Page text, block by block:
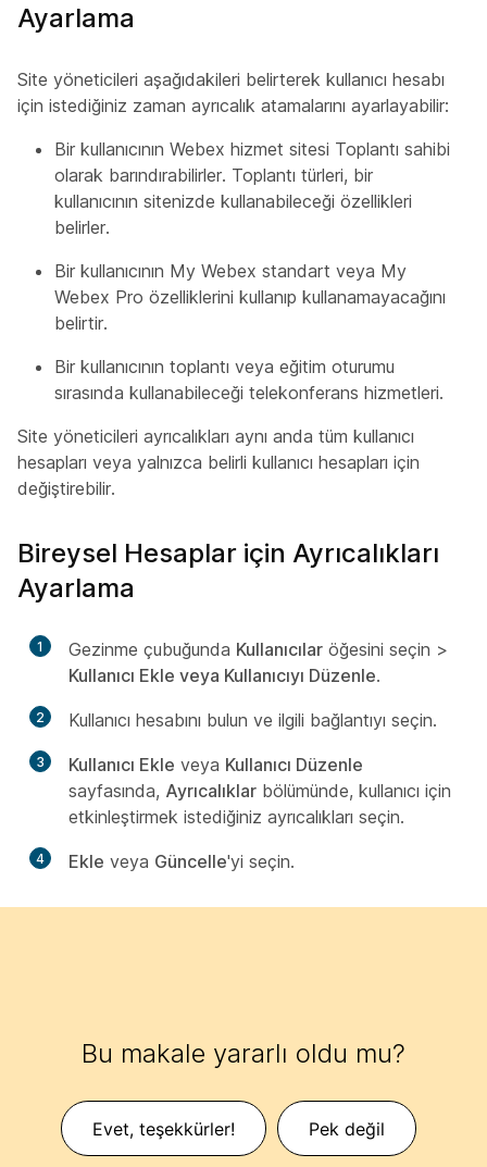
Ayarlama
Site yöneticileri aşağıdakileri belirterek kullanıcı hesabı
için istediğiniz zaman ayrıcalık atamalarını ayarlayabilir:
Bir kullanıcının Webex hizmet sitesi Toplantı sahibi
olarak barındırabilirler. Toplantı türleri, bir
kullanıcının sitenizde kullanabileceği özellikleri
belirler.
Bir kullanıcının My Webex standart veya My
Webex Pro özelliklerini kullanıp kullanamayacağını
belirtir.
Bir kullanıcının toplantı veya eğitim oturumu
sırasında kullanabileceği telekonferans hizmetleri.
Site yöneticileri ayrıcalıkları aynı anda tüm kullanıcı
hesapları veya yalnızca belirli kullanıcı hesapları için
değiştirebilir.
Bireysel Hesaplar için Ayrıcalıkları
Ayarlama
1 Gezinme çubuğunda Kullanıcılar öğesini seçin >
Kullanıcı Ekle veya Kullanıcıyı Düzenle.
2 Kullanıcı hesabını bulun ve ilgili bağlantıyı seçin.
3 Kullanıcı Ekle veya Kullanıcı Düzenle
sayfasında, Ayrıcalıklar bölümünde, kullanıcı için
etkinleştirmek istediğiniz ayrıcalıkları seçin.
4 Ekle veya Güncelle'yi seçin.
Bu makale yararlı oldu mu?
Evet, teşekkürler! Pek değil